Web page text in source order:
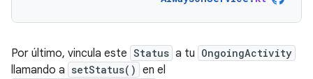
Por último, vincula este Status a tu OngoingActivity
llamando a setStatus() en el